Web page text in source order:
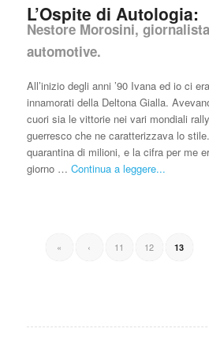
L’Ospite di Autologia:
Nestore Morosini,
automotive.
All’inizio degli anni ’90 Ivana ed io ci
innamorati della Deltona Gialla.
cuori sia le vittorie nei vari mondiali
guerresco che ne caratterizzava lo
quarantina di milioni, e la cifra per me
giorno … Continua a leggere...
« ‹ 11 12 13